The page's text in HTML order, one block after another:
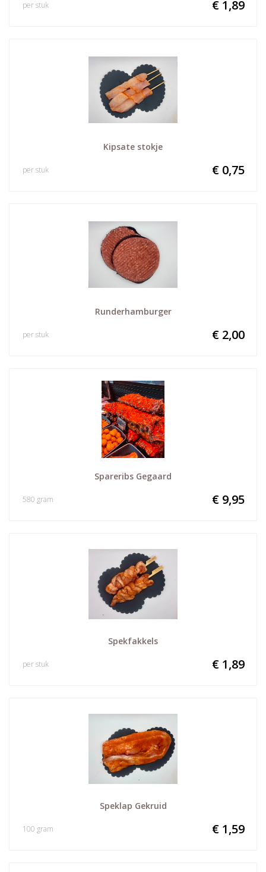
€ 1,89
per stuk
Kipsate stokje
€ 0,75
per stuk
Runderhamburger
€ 2,00
per stuk
Spareribs Gegaard
€ 9,95
580 gram
Spekfakkels
€ 1,89
per stuk
Speklap Gekruid
€ 1,59
100 gram